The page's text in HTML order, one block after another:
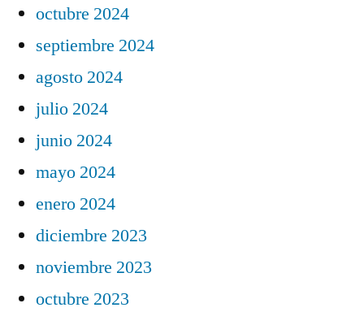
octubre 2024
septiembre 2024
agosto 2024
julio 2024
junio 2024
mayo 2024
enero 2024
diciembre 2023
noviembre 2023
octubre 2023